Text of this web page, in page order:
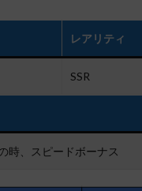
レアリティ
SSR
時、スピードボーナス